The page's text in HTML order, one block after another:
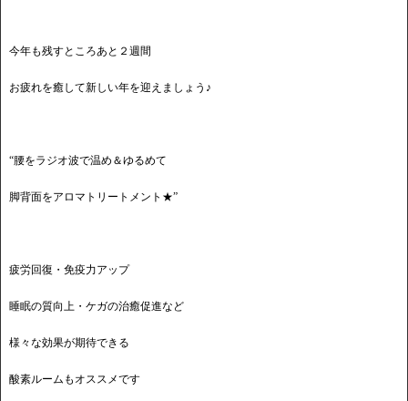
今年も残すところあと２週間
お疲れを癒して新しい年を迎えましょう♪
“腰をラジオ波で温め＆ゆるめて
脚背面をアロマトリートメント★”
疲労回復・免疫力アップ
睡眠の質向上・ケガの治癒促進など
様々な効果が期待できる
酸素ルームもオススメです